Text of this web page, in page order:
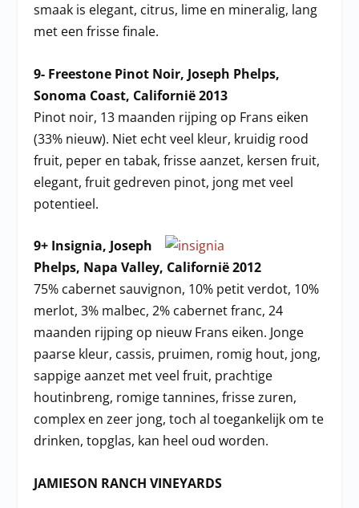
smaak is elegant, citrus, lime en mineralig, lang
met een frisse finale.
9- Freestone Pinot Noir, Joseph Phelps,
Sonoma Coast, Californië 2013
Pinot noir, 13 maanden rijping op Frans eiken
(33% nieuw). Niet echt veel kleur, kruidig rood
fruit, peper en tabak, frisse aanzet, kersen fruit,
elegant, fruit gedreven pinot, jong met veel
potentieel.
9+ Insignia, Joseph
Phelps, Napa Valley, Californië 2012
75% cabernet sauvignon, 10% petit verdot, 10%
merlot, 3% malbec, 2% cabernet franc, 24
maanden rijping op nieuw Frans eiken. Jonge
paarse kleur, cassis, pruimen, romig hout, jong,
sappige aanzet met veel fruit, prachtige
houtinbreng, romige tannines, frisse zuren,
complex en zeer jong, toch al toegankelijk om te
drinken, topglas, kan heel oud worden.
JAMIESON RANCH VINEYARDS